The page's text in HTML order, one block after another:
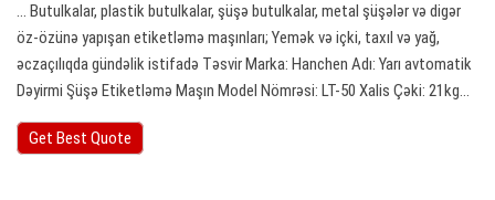
… Butulkalar, plastik butulkalar, şüşə butulkalar, metal şüşələr və digər
öz-özünə yapışan etiketləmə maşınları; Yemək və içki, taxıl və yağ,
əczaçılıqda gündəlik istifadə Təsvir Marka: Hanchen Adı: Yarı avtomatik
Dəyirmi Şüşə Etiketləmə Maşın Model Nömrəsi: LT-50 Xalis Çəki: 21kg…
Get Best Quote